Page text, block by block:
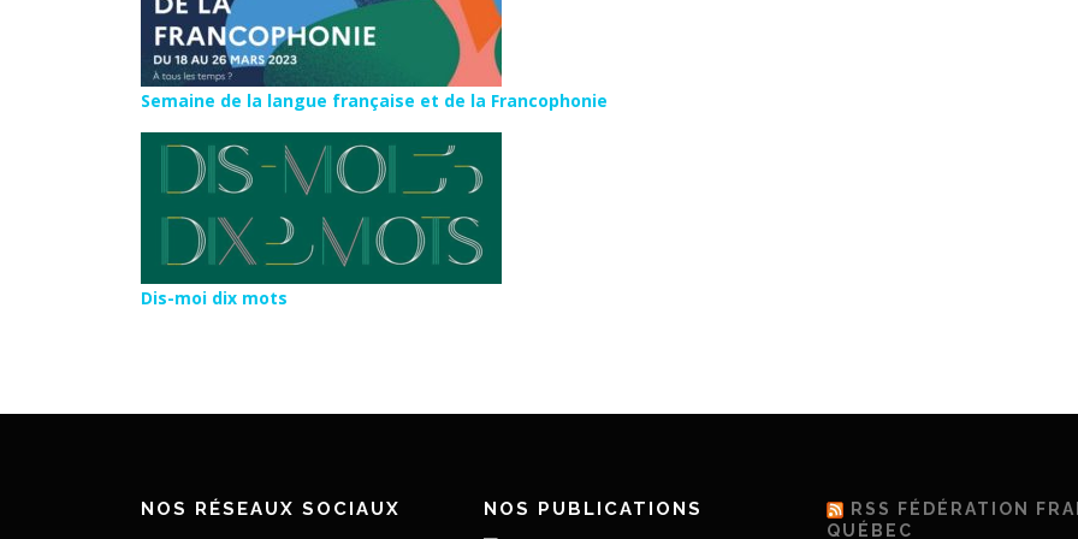
Semaine de la langue française et de la Francophonie
Dis-moi dix mots
NOS RÉSEAUX SOCIAUX NOS PUBLICATIONS
RSS FÉDÉRATION
QUÉBEC